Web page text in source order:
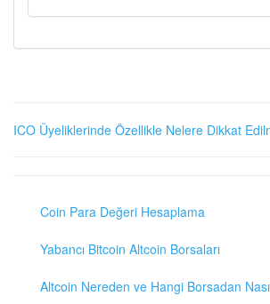
ICO Üyeliklerinde Özellikle Nelere Dikkat
Coin Para Değeri Hesaplama
Yabancı Bitcoin Altcoin Borsaları
Altcoin Nereden ve Hangi Borsadan Nasıl